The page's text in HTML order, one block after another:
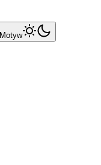
Motyw